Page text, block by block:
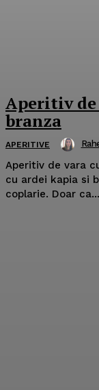
Aperitiv de
branza
APERITIVE
Aperitiv de vara
cu ardei kapia si
coplarie. Doar ca...